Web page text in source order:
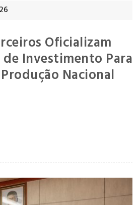
Oficializam
de Investimento Para
Nacional